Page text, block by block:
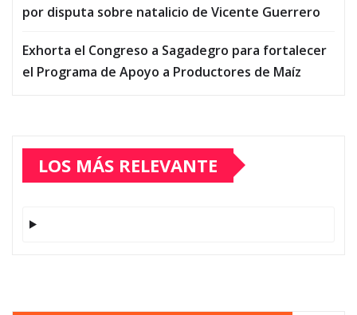
por disputa sobre natalicio de Vicente Guerrero
Exhorta el Congreso a Sagadegro para fortalecer
el Programa de Apoyo a Productores de Maíz
LOS MÁS RELEVANTE